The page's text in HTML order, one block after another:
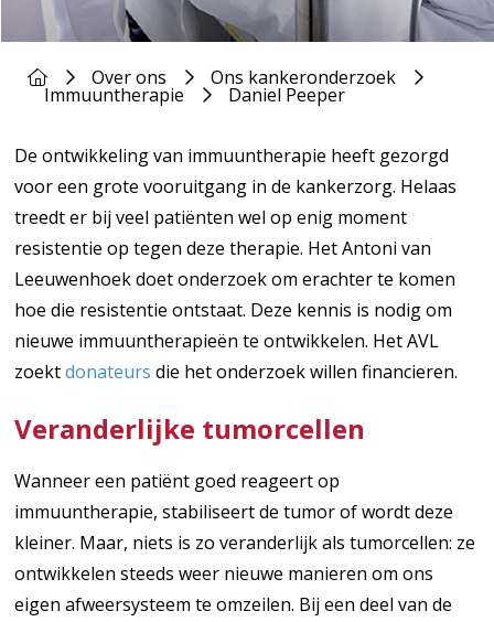
Over ons Ons kankeronderzoek
Immuuntherapie Daniel Peeper
De ontwikkeling van immuuntherapie heeft gezorgd
voor een grote vooruitgang in de kankerzorg. Helaas
treedt er bij veel patiënten wel op enig moment
resistentie op tegen deze therapie. Het Antoni van
Leeuwenhoek doet onderzoek om erachter te komen
hoe die resistentie ontstaat. Deze kennis is nodig om
nieuwe immuuntherapieën te ontwikkelen. Het AVL
zoektdonateurs die het onderzoek willen financieren.
Veranderlijke tumorcellen
Wanneer een patiënt goed reageert op
immuuntherapie, stabiliseert de tumor of wordt deze
kleiner. Maar, niets is zo veranderlijk als tumorcellen: ze
ontwikkelen steeds weer nieuwe manieren om ons
eigen afweersysteem te omzeilen. Bij een deel van de